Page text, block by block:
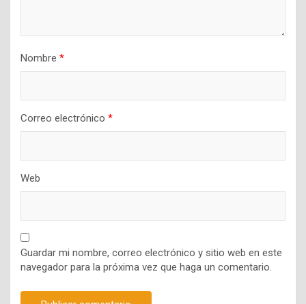
Nombre *
Correo electrónico *
Web
Guardar mi nombre, correo electrónico y sitio web en este
navegador para la próxima vez que haga un comentario.